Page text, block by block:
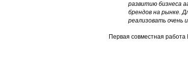
развитию бизнеса
брендов на рынке.
реализовать очень
Первая совместная работа